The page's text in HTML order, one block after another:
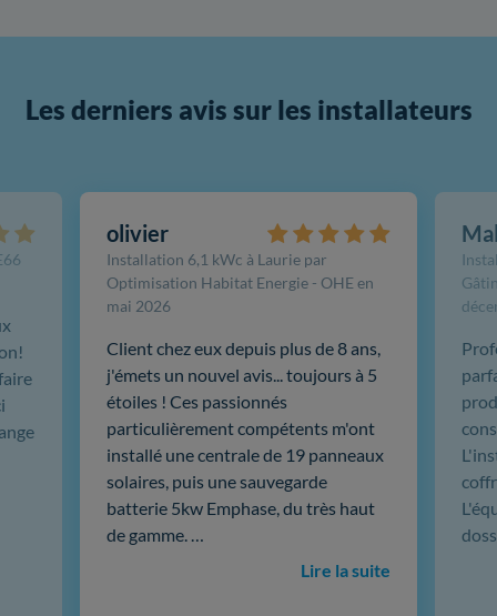
Les derniers avis sur les installateurs
olivier
Installation 6,1 kWc à Laurie par
Optimisation Habitat Energie - OHE en
mai 2026
Client chez eux depuis plus de 8 ans,
j'émets un nouvel avis... toujours à 5
étoiles ! Ces passionnés
particulièrement compétents m'ont
installé une centrale de 19 panneaux
solaires, puis une sauvegarde
batterie 5kw Emphase, du très haut
de gamme. …
Lire la suite